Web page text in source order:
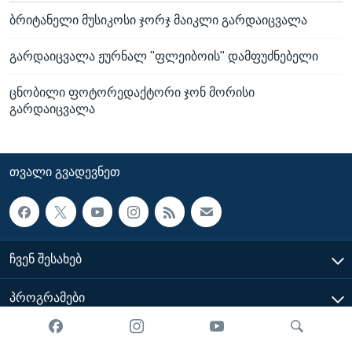
ბრიტანელი მუსიკოსი ჯორჯ მაიკლი გარდაიცვალა
გარდაიცვალა ჟურნალ "ფლეიბოის" დამფუძნებელი
ცნობილი ფოტორედაქტორი ჯონ მორისი
გარდაიცვალა
ᲗᲕᲐᲚᲘ ᲒᲕᲐᲓᲔᲕᲜᲔᲗ
ᲩᲕᲔᲜ ᲨᲔᲡᲐᲮᲔᲑ
ᲞᲠᲝᲒᲠᲐᲛᲔᲑᲘ